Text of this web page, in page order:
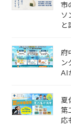
市
ソ
と
府
ン
AI
夏
第
応